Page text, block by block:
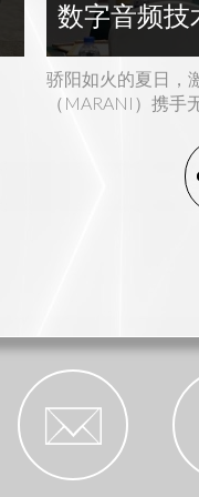
数字音频技
学公益课·
骄阳如火的夏日，
（MARANI）携手